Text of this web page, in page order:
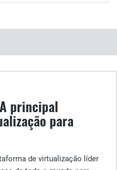
principal
para
de virtualização líder